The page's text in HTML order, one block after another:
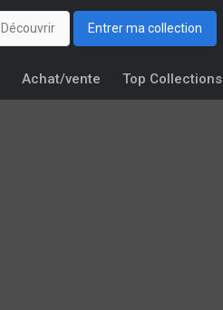
Découvrir Entrer ma collection
Achat/vente Top Collections